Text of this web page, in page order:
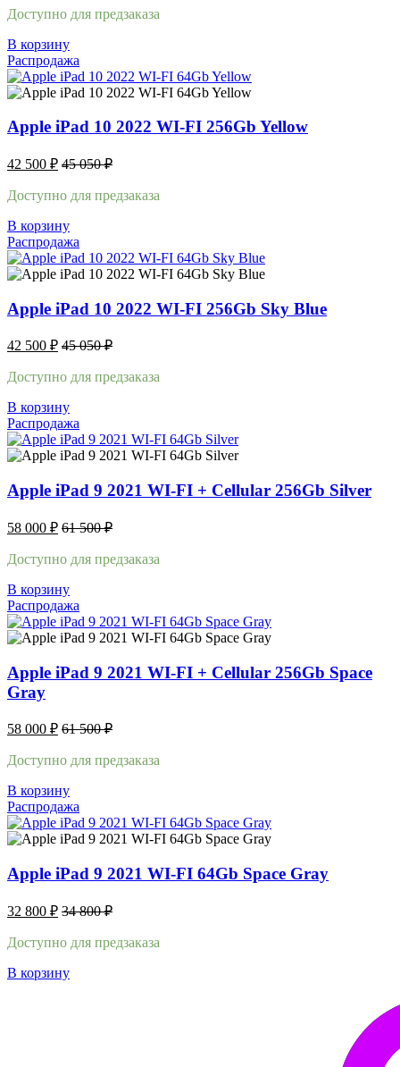
Доступно для предзаказа
В корзину
Распродажа
Apple iPad 10 2022 WI-FI 256Gb Yellow
42 500 ₽ 45 050₽
Доступно для предзаказа
В корзину
Распродажа
Apple iPad 10 2022 WI-FI 256Gb Sky Blue
42 500 ₽ 45 050₽
Доступно для предзаказа
В корзину
Распродажа
Apple iPad 9 2021 WI-FI + Cellular 256Gb Silver
58 000 ₽ 61 500₽
Доступно для предзаказа
В корзину
Распродажа
Apple iPad 9 2021 WI-FI + Cellular 256Gb Space
Gray
58 000 ₽ 61 500₽
Доступно для предзаказа
В корзину
Распродажа
Apple iPad 9 2021 WI-FI 64Gb Space Gray
32 800 ₽ 34 800₽
Доступно для предзаказа
В корзину